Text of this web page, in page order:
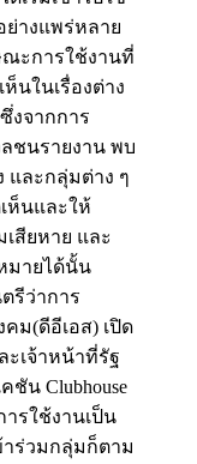
ย่างแพร่หลาย
ะการใช้งานที่
นในเรื่องต่าง
งจากการ
ชนรายงาน พบ
และกลุ่มต่าง ๆ
ห็นและให้
สียหาย และ
มายได้นั้น
รีว่าการ
ม(ดีอีเอส) เปิด
ะเจ้าหน้าที่รัฐ
น Clubhouse
รใช้งานเป็น
ร่วมกลุ่มก็ตาม